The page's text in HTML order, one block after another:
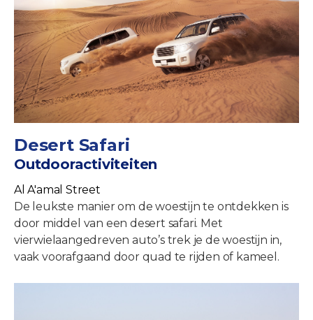
Desert Safari
Outdooractiviteiten
Al A'amal Street
De leukste manier om de woestijn te ontdekken is
door middel van een desert safari. Met
vierwielaangedreven auto’s trek je de woestijn in,
vaak voorafgaand door quad te rijden of kameel.